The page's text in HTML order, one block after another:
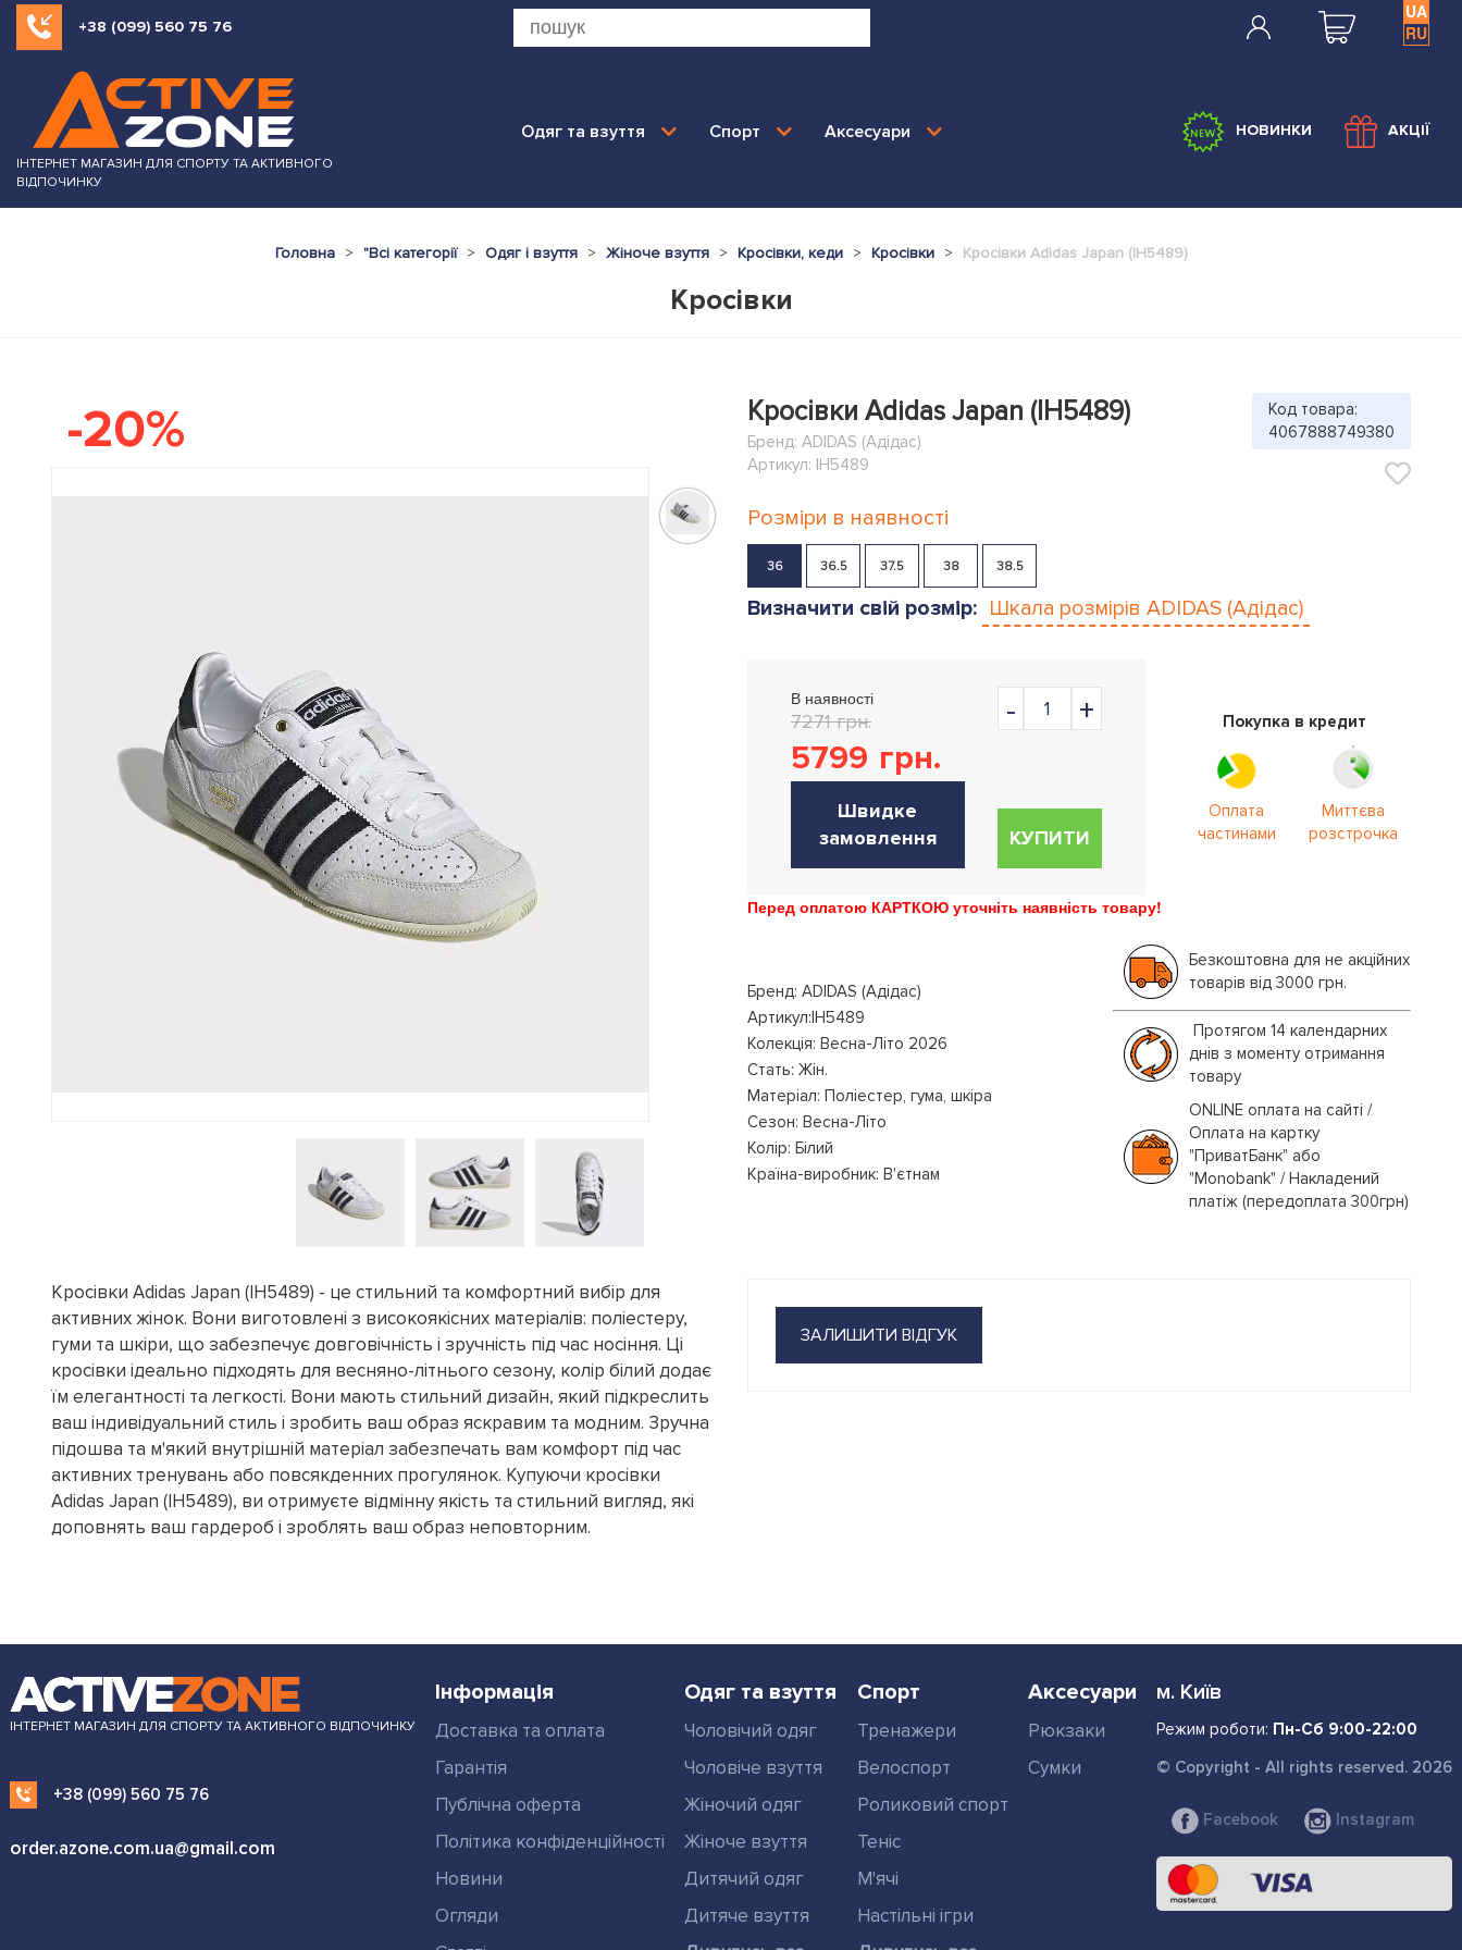
+38 (099) 560 75 76
UA
RU
ІНТЕРНЕТ МАГАЗИН ДЛЯ СПОРТУ ТА АКТИВНОГО
ВІДПОЧИНКУ
Одяг та взуття Спорт Аксесуари НОВИНКИ АКЦІЇ
Головна "Всі категорії Одяг і взуття Жіноче взуття Кросівки, кеди Кросівки Кросівки Adidas Japan (IH5489)
Кросівки
-20%
Кросівки Adidas Japan (IH5489) - це стильний та комфортний вибір для
активних жінок. Вони виготовлені з високоякісних матеріалів: поліестеру,
гуми та шкіри, що забезпечує довговічність і зручність під час носіння. Ці
кросівки ідеально підходять для весняно-літнього сезону, колір білий додає
їм елегантності та легкості. Вони мають стильний дизайн, який підкреслить
ваш індивідуальний стиль і зробить ваш образ яскравим та модним. Зручна
підошва та м'який внутрішній матеріал забезпечать вам комфорт під час
активних тренувань або повсякденних прогулянок. Купуючи кросівки
Adidas Japan (IH5489), ви отримуєте відмінну якість та стильний вигляд, які
доповнять ваш гардероб і зроблять ваш образ неповторним.
Кросівки Adidas Japan (IH5489)
Бренд: ADIDAS (Адідас)
Артикул: IH5489
Код товара:
4067888749380
Розміри в наявності
36 36.5 37.5 38 38.5
Визначити свій розмір: Шкала розмірів ADIDAS (Адідас)
В наявності
7271 грн.
5799 грн.
Швидке
замовлення
КУПИТИ
Покупка в кредит
Оплата
частинами
Миттєва
розстрочка
Перед оплатою КАРТКОЮ уточніть наявність товару!
Бренд: ADIDAS (Адідас)
Артикул:IH5489
Колекція: Весна-Літо 2026
Стать: Жін.
Матеріал: Поліестер, гума, шкіра
Сезон: Весна-Літо
Колір: Білий
Країна-виробник: В'єтнам
Безкоштовна для не акційних
товарів від 3000 грн.
Протягом 14 календарних
днів з моменту отримання
товару
ONLINE оплата на сайті /
Оплата на картку
"ПриватБанк" або
"Monobank" / Накладений
платіж (передоплата 300грн)
ЗАЛИШИТИ ВІДГУК
ІНТЕРНЕТ МАГАЗИН ДЛЯ СПОРТУ ТА АКТИВНОГО ВІДПОЧИНКУ
+38 (099) 560 75 76
order.azone.com.ua@gmail.com
Інформація
Доставка та оплата
Гарантія
Публічна оферта
Політика конфіденційності
Новини
Огляди
Одяг та взуття
Чоловічий одяг
Чоловіче взуття
Жіночий одяг
Жіноче взуття
Дитячий одяг
Дитяче взуття
Спорт
Тренажери
Велоспорт
Роликовий спорт
Теніс
М'ячі
Настільні ігри
Аксесуари
Рюкзаки
Сумки
м. Київ
Режим роботи: Пн-Сб 9:00-22:00
© Copyright - All rights reserved. 2026
Facebook Instagram